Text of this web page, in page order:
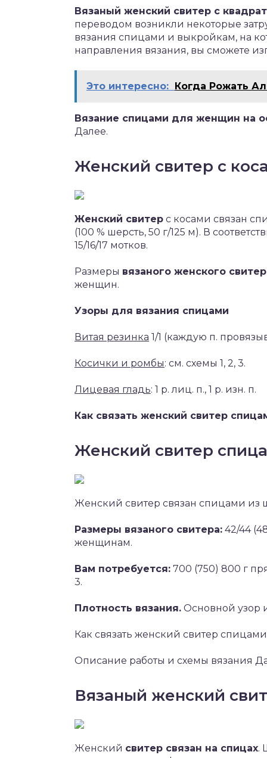
Вязаный женский свитер с
переводом возникли некоторые
вязания спицами и выкройкам, на
направления вязания, вы сможете
Это интересно: Когда Рожать
Вязание спицами для женщин на
Далее.
Женский свитер с
Женский свитер с косами связан
(100 % шерсть, 50 г/125 м). В
15/16/17 мотков.
Размеры вязаного женского
женщин.
Узоры для вязания спицами
Витая резинка 1/1 (каждую п.
Косички и ромбы: см. схемы 1, 2, 3.
Лицевая гладь: 1 р. лиц. п., 1 р. изн. п.
Как связать женский свитер
Женский свитер
Женский свитер связан спицами из
Размеры вязаного свитера: 42/44
женщинам.
Вам потребуется: 700 (750) 800 г
3.
Плотность вязания. Основной узор
Как связать женский свитер
Описание работы и схемы вязания
Вязаный женский
Женский свитер связан на спицах.